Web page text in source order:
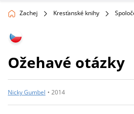
Zachej Kresťanské knihy
Ožehavé otázky
Nicky Gumbel • 2014